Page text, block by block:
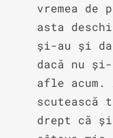
vremea de
asta
și-au și
dacă nu
afle
scutească
drept că